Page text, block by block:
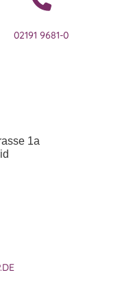
02191 9681-0
1a